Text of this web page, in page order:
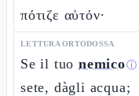
πότιζε αὐτόν·
LETTURA ORTODOSSA
Se il tuo nemicoⓘ
sete, dàgli acqua;